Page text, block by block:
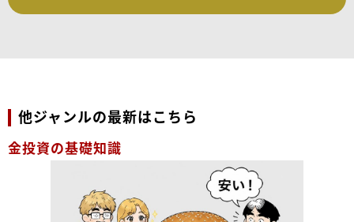
他ジャンルの最新はこちら
金投資の基礎知識